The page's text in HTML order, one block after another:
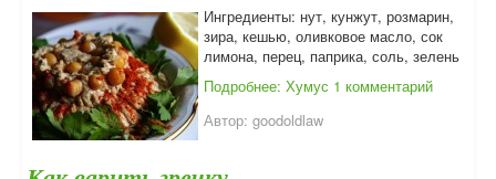
Ингредиенты: нут, кунжут, розмарин,
зира, кешью, оливковое масло, сок
лимона, перец, паприка, соль, зелень
Подробнее: Хумус 1 комментарий
Автор: goodoldlaw